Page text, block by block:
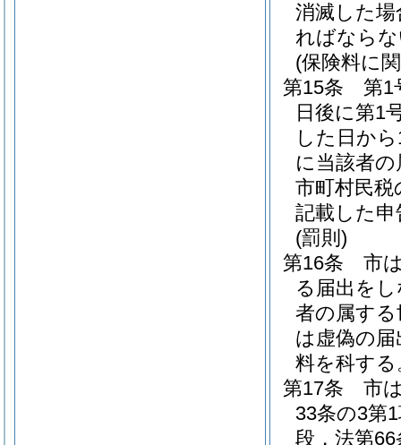
消滅した
ればなら
(保険料に
第15条
第1
日後に第1
した日か
に当該者
市町村民
記載した
(罰則)
第16条
市
る届出を
者の属す
は虚偽の
料を科する
第17条
市
33条の3第
段，法第